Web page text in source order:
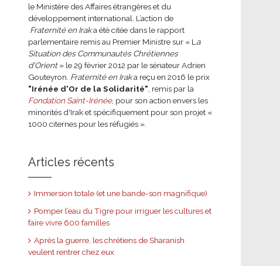
le Ministère des Affaires étrangères et du
développement international. L’action de
Fraternité en Iraka été citée dans le rapport
parlementaire remis au Premier Ministre sur « L a
Situation des Communautés Chrétiennes
d’Orient» le 29 février 2012 par le sénateur Adrien
Gouteyron. Fraternité en Iraka reçu en 2016 le prix
"Irénée d'Or de la Solidarité" , remis par la
Fondation Saint-Irénée, pour son action envers les
minorités d'Irak et spécifiquement pour son projet «
1000 citernes pour les réfugiés ».
Articles récents
Immersion totale (et une bande-son magnifique)
Pomper l’eau du Tigre pour irriguer les cultures et
faire vivre 600 familles
Après la guerre, les chrétiens de Sharanish
veulent rentrer chez eux